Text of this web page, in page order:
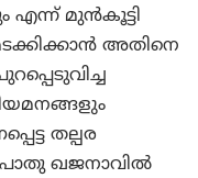
മുൻകൂട്ടി
അതിനെ
തല്പര
പൊതു ഖജനാവിൽ